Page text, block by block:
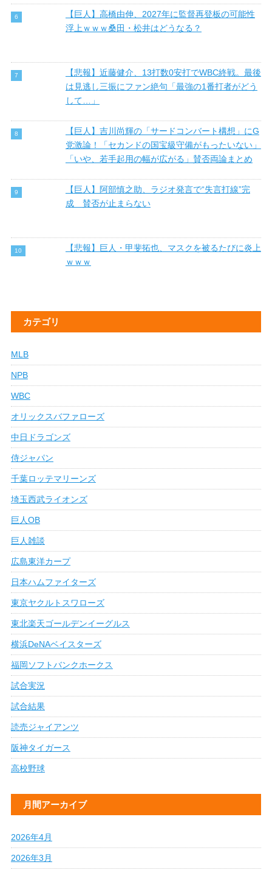
【巨人】高橋由伸、2027年に監督再登板の可能性
浮上ｗｗｗ桑田・松井はどうなる？
【悲報】近藤健介、13打数0安打でWBC終戦。最後
は見逃し三振にファン絶句「最強の1番打者がどう
して…」
【巨人】吉川尚輝の「サードコンバート構想」にG
党激論！「セカンドの国宝級守備がもったいない」
「いや、若手起用の幅が広がる」賛否両論まとめ
【巨人】阿部慎之助、ラジオ発言で“失言打線”完
成 賛否が止まらない
【悲報】巨人・甲斐拓也、マスクを被るたびに炎上
ｗｗｗ
カテゴリ
MLB
NPB
WBC
オリックスバファローズ
中日ドラゴンズ
侍ジャパン
千葉ロッテマリーンズ
埼玉西武ライオンズ
巨人OB
巨人雑談
広島東洋カープ
日本ハムファイターズ
東京ヤクルトスワローズ
東北楽天ゴールデンイーグルス
横浜DeNAベイスターズ
福岡ソフトバンクホークス
試合実況
試合結果
読売ジャイアンツ
阪神タイガース
高校野球
月間アーカイブ
2026年4月
2026年3月